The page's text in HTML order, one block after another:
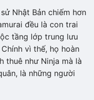
Nhật Bản chiếm hơn
đều là con trai
tầng lớp trung lưu
vì thế, họ hoàn
thuê như Ninja mà là
là những người